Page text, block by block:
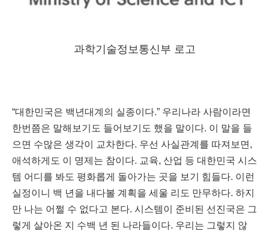
과학기술정보통신부 로고
“대한민국은 백년대계의 실종이다.” 우리나라 사람이라면
한번쯤은 말해보기도 들어보기도 했을 말이다. 이 말을 들
으면 수많은 생각이 교차한다. 우선 사실관계를 따져보면 ,
애석하게도 이 명제는 참이다. 교육, 산업 등 대한민국 시스
템 어디를 봐도 평화롭게 돌아가는 곳을 보기 힘들다. 이런
실정이니 백 년을 내다볼 계획을 세울 리도 만무하다. 하지
만 나는 어쩔 수 없다고 본다. 시스템이 준비된 선진국은 그
렇게 살아온 지 수백 년 된 나라들이다. 우리는 그렇지 않